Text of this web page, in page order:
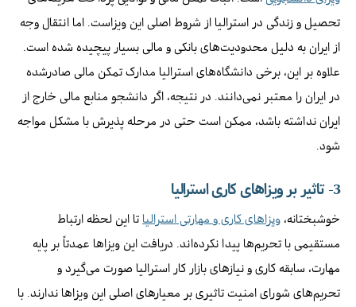
تحصیل و زندگی در استرالیا از شروط اصلی این ویزاست. اما انتقال وجه
از ایران به دلیل محدودیت‌های بانکی و مالی بسیار پیچیده شده است.
علاوه بر این، برخی دانشگاه‌های استرالیا مدارک تمکن مالی صادرشده
در ایران را معتبر نمی‌دانند. در نتیجه، اگر دانشجو منابع مالی خارج از
ایران نداشته باشد، ممکن است حتی در مرحله پذیرش با مشکل مواجه
شود.
3- تاثیر بر ویزاهای کاری استرالیا
خوشبختانه، ویزاهای کاری و مهارتی استرالیا تا این لحظه ارتباط
مستقیمی با تحریم‌ها پیدا نکرده‌اند. دریافت این ویزاها عمدتاً بر پایه
مهارت، سابقه کاری و نیازهای بازار کار استرالیا صورت می‌گیرد و
تحریم‌های شورای امنیت تاثیری بر معیارهای اصلی این ویزاها ندارند. با